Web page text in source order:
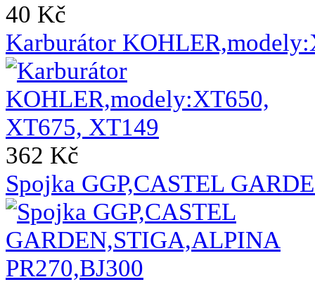
40 Kč
Karburátor
362 Kč
Spojka GGP,CASTEL